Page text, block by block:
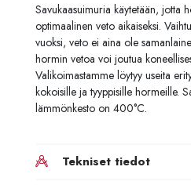
Savukaasuimuria käytetään, jotta
optimaalinen veto aikaiseksi.
vuoksi, veto ei aina ole
hormin vetoa voi joutua
Valikoimastamme löytyy useita
kokoisille ja tyyppisille hormeille.
lämmönkesto on 400°C.
Tekniset tiedot